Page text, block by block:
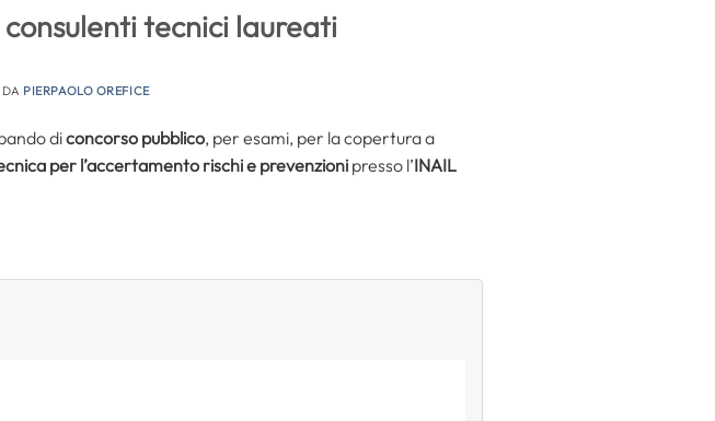
tecnici laureati
DA PIERPAOLO OREFICE
diconcorso pubblico, per esami, per la copertura a
per l’accertamento rischi e prevenzioni presso l’INAIL